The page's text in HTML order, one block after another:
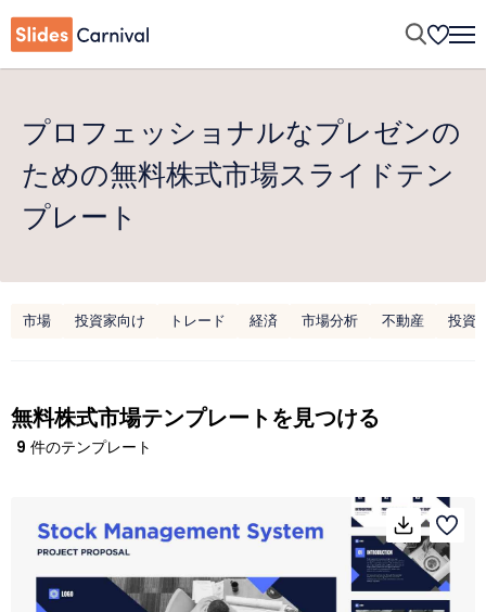
プロフェッショナルなプレゼンの
ための無料株式市場スライドテン
プレート
市場 投資家向け トレード 経済 市場分析 不動産 投資
無料株式市場テンプレートを見つける
9 件のテンプレート